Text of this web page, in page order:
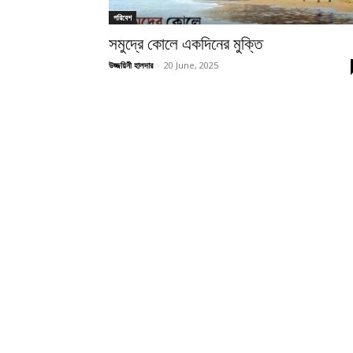
পরিবেশ
সমুদ্রে কোলে একদিনের মুক্তি
উজ্জয়িনী হালদার - 20 June, 2025